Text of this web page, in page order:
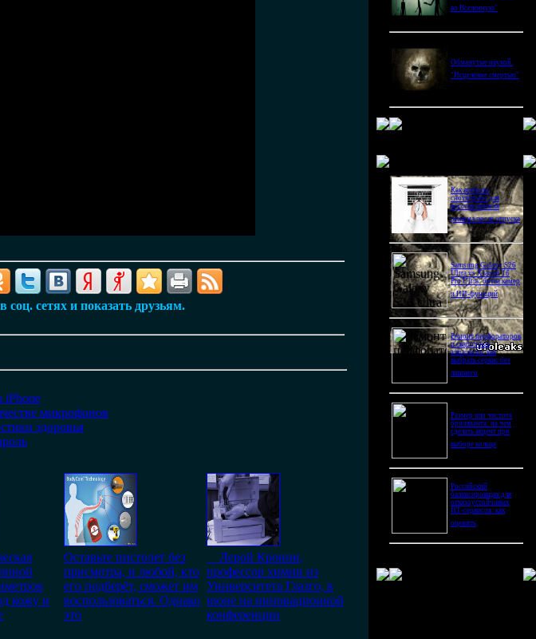
сетях и показать друзьям.
iPhone
микрофонов
здоровья
кожу и
Оставьте пистолет без
присмотра, и любой, кто
его подберёт, сможет им
воспользоваться. Однако
это
Лерой Кронин,
профессор химии из
Университета Глазго, в
июне на инновационной
конференции
во Вселенную"
Обманутые наукой.
"Исцеление смертью"
Как выбрать
снотворное для
восстановления
режима после отпуска
Samsung Galaxy S26
Ultra vs Xiaomi 16
Pro Ultra: битва камер
и ИИ-функций
Ремонт перфораторов
и сварочных
аппаратов: как
выбрать сервис без
лишнего
Размер или чистота
бриллианта: на чем
сделать акцент при
выборе кольца
Российский
балансировщик для
отказоустойчивых
ИТ-сервисов: как
оценить